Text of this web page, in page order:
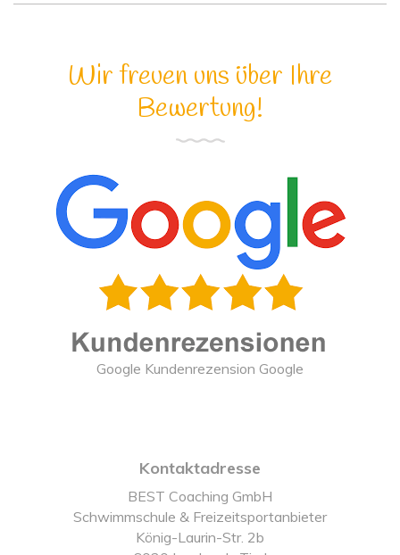
Wir freuen uns über Ihre
Bewertung!
Google Kundenrezension Google
Kontaktadresse
BEST Coaching GmbH
Schwimmschule & Freizeitsportanbieter
König-Laurin-Str. 2b